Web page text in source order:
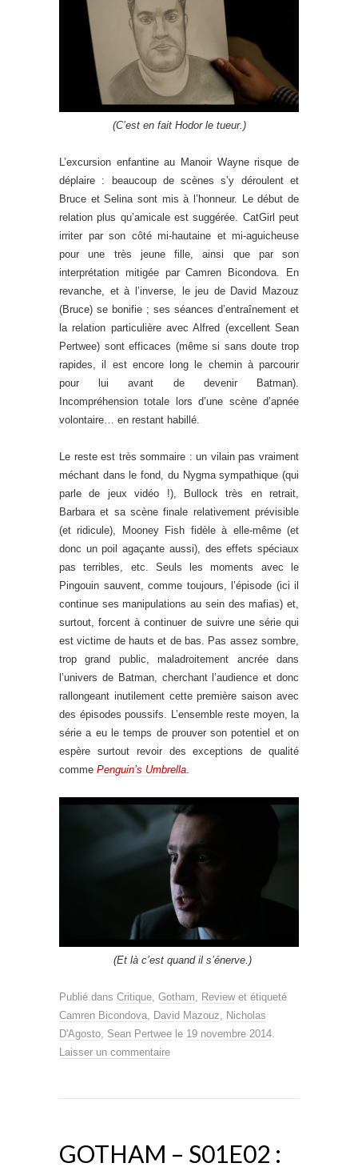
(C’est en fait Hodor le tueur.)
L’excursion enfantine au Manoir Wayne risque de
déplaire : beaucoup de scènes s’y déroulent et
Bruce et Selina sont mis à l’honneur. Le début de
relation plus qu’amicale est suggérée. CatGirl peut
irriter par son côté mi-hautaine et mi-aguicheuse
pour une très jeune fille, ainsi que par son
interprétation mitigée par Camren Bicondova. En
revanche, et à l’inverse, le jeu de David Mazouz
(Bruce) se bonifie ; ses séances d’entraînement et
la relation particulière avec Alfred (excellent Sean
Pertwee) sont efficaces (même si sans doute trop
rapides, il est encore long le chemin à parcourir
pour lui avant de devenir Batman).
Incompréhension totale lors d’une scène d’apnée
volontaire… en restant habillé.
Le reste est très sommaire : un vilain pas vraiment
méchant dans le fond, du Nygma sympathique (qui
parle de jeux vidéo !), Bullock très en retrait,
Barbara et sa scène finale relativement prévisible
(et ridicule), Mooney Fish fidèle à elle-même (et
donc un poil agaçante aussi), des effets spéciaux
pas terribles, etc. Seuls les moments avec le
Pingouin sauvent, comme toujours, l’épisode (ici il
continue ses manipulations au sein des mafias) et,
surtout, forcent à continuer de suivre une série qui
est victime de hauts et de bas. Pas assez sombre,
trop grand public, maladroitement ancrée dans
l’univers de Batman, cherchant l’audience et donc
rallongeant inutilement cette première saison avec
des épisodes poussifs. L’ensemble reste moyen, la
série a eu le temps de prouver son potentiel et on
espère surtout revoir des exceptions de qualité
comme Penguin’s Umbrella
(Et là c’est quand il s’énerve.)
Publié dans Critique, Gotham, Reviewet étiqueté
Camren Bicondova, David Mazouz, Nicholas
D'Agosto, Sean Pertwee le 19 novembre 2014.
Laisser un commentaire
GOTHAM – S01E02 :